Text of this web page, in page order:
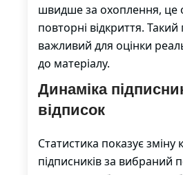
швидше за охоплення, це
повторні відкриття.
важливий для оцінки
до матеріалу.
Динаміка
відписок
Статистика показує зміну
підписників за вибраний